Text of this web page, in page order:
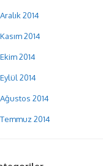
Aralık 2014
Kasım 2014
Ekim 2014
Eylül 2014
Ağustos 2014
Temmuz 2014